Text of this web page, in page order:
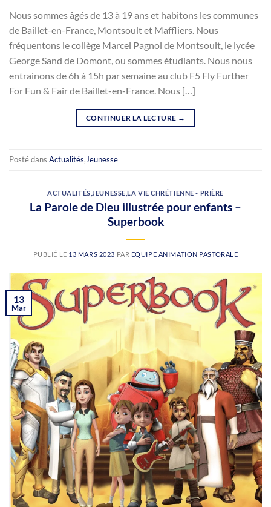
Nous sommes âgés de 13 à 19 ans et habitons les communes
de Baillet-en-France, Montsoult et Maffliers. Nous
fréquentons le collège Marcel Pagnol de Montsoult, le lycée
George Sand de Domont, ou sommes étudiants. Nous nous
entrainons de 6h à 15h par semaine au club F5 Fly Further
For Fun & Fair de Baillet-en-France. Nous […]
CONTINUER LA LECTURE →
Posté dans Actualités,Jeunesse
ACTUALITÉS JEUNESSE ,LA VIE CHRÉTIENNE - PRIÈRE
La Parole de Dieu illustrée pour enfants –
Superbook
PUBLIÉ LE 13 MARS 2023 PAR EQUIPE ANIMATION PASTORALE
13
Mar